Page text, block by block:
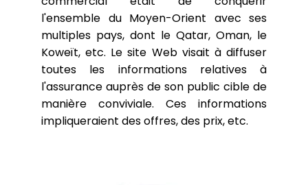
l'ensemble du Moyen-Orient avec ses
multiples pays, dont le Qatar, Oman, le
Koweït, etc. Le site Web visait à diffuser
toutes les informations relatives à
l'assurance auprès de son public cible de
manière conviviale. Ces informations
impliqueraient des offres, des prix, etc.